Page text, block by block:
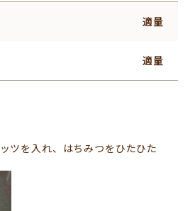
適量
適量
ツを入れ、はちみつをひたひた